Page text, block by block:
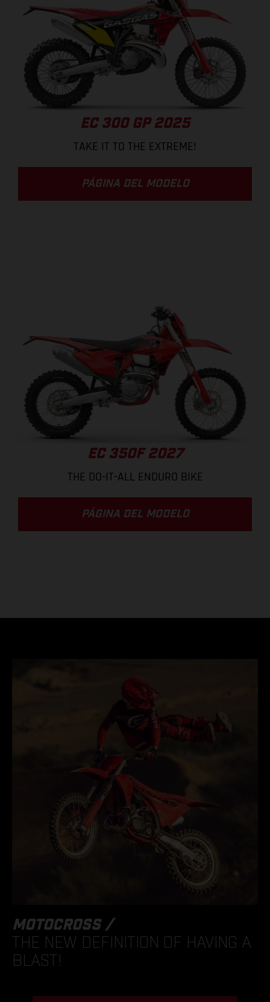
EC 300 GP 2025
TAKE IT TO THE EXTREME!
PÁGINA DEL MODELO
EC 350F 2027
THE DO-IT-ALL ENDURO BIKE
PÁGINA DEL MODELO
MOTOCROSS /
THE NEW DEFINITION OF HAVING A
BLAST!